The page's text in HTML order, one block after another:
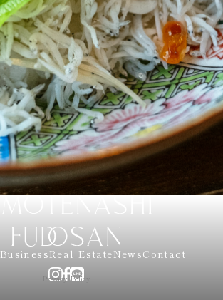
BusinessReal EstateNewsContact
Privacy Policy